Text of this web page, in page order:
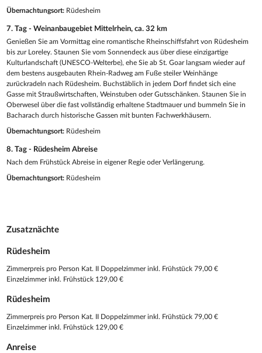
Übernachtungsort: Rüdesheim
7. Tag - Weinanbaugebiet Mittelrhein, ca. 32 km
Genießen Sie am Vormittag eine romantische Rheinschiffsfahrt von Rüdesheim
bis zur Loreley. Staunen Sie vom Sonnendeck aus über diese einzigartige
Kulturlandschaft (UNESCO-Welterbe), ehe Sie ab St. Goar langsam wieder auf
dem bestens ausgebauten Rhein-Radweg am Fuße steiler Weinhänge
zurückradeln nach Rüdesheim. Buchstäblich in jedem Dorf findet sich eine
Gasse mit Straußwirtschaften, Weinstuben oder Gutsschänken. Staunen Sie in
Oberwesel über die fast vollständig erhaltene Stadtmauer und bummeln Sie in
Bacharach durch historische Gassen mit bunten Fachwerkhäusern.
Übernachtungsort: Rüdesheim
8. Tag - Rüdesheim Abreise
Nach dem Frühstück Abreise in eigener Regie oder Verlängerung.
Übernachtungsort: Rüdesheim
Zusatznächte
Rüdesheim
Zimmerpreis pro Person Kat. II Doppelzimmer inkl. Frühstück 79,00 €
Einzelzimmer inkl. Frühstück 129,00 €
Rüdesheim
Zimmerpreis pro Person Kat. II Doppelzimmer inkl. Frühstück 79,00 €
Einzelzimmer inkl. Frühstück 129,00 €
Anreise